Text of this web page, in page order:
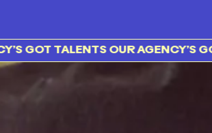
TALENTS OUR AGENCY’S GOT